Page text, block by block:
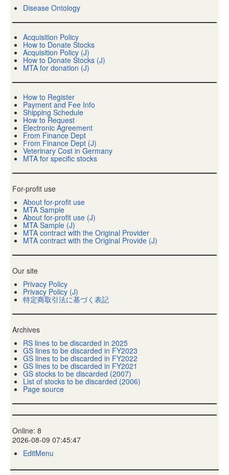
Disease Ontology
Acquisition Policy
How to Donate Stocks
Acquisition Policy (J)
How to Donate Stocks (J)
MTA for donation (J)
How to Register
Payment and Fee Info
Shipping Schedule
How to Request
Electronic Agreement
From Finance Dept
From Finance Dept (J)
Veterinary Cost in Germany
MTA for specific stocks
For-profit use
About for-profit use
MTA Sample
About for-profit use (J)
MTA Sample (J)
MTA contract with the Original Provider
MTA contract with the Original Provide (J)
Our site
Privacy Policy
Privacy Policy (J)
特定商取引法に基づく表記
Archives
RS lines to be discarded in 2025
GS lines to be discarded in FY2023
GS lines to be discarded in FY2022
GS lines to be discarded in FY2021
GS stocks to be discarded (2007)
List of stocks to be discarded (2006)
Page source
Online: 8
2026-08-09 07:45:47
EditMenu